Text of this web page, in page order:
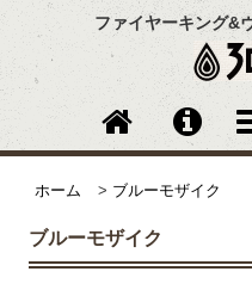
ファイヤーキング&
ホーム > ブルーモザイク
ブルーモザイク